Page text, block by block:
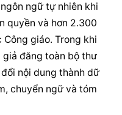
ngữ tự nhiên khi
quyền và hơn 2.300
giáo. Trong khi
giả đăng toàn bộ thư
nội dung thành dữ
chuyển ngữ và tóm